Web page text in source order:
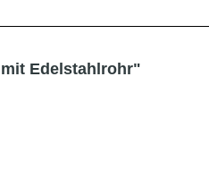
Edelstahlrohr"